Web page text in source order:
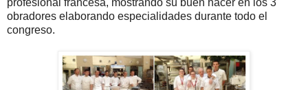
profesional francesa, mostrando su buen hacer en los 3
obradores elaborando especialidades durante todo el
congreso.